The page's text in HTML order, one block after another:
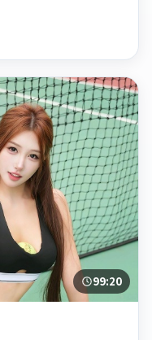
犯罪」「韩国」
的影迷阅读简介与主
99:20